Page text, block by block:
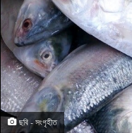
ছবি - সংগৃহীত